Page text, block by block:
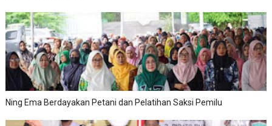
Ning Ema Berdayakan Petani dan Pelatihan Saksi Pemilu